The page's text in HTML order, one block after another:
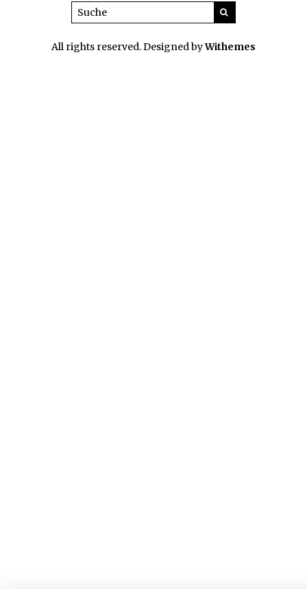
All rights reserved. Designed byWithemes